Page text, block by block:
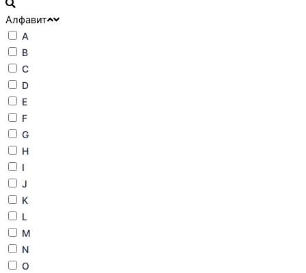
Алфавит
A
B
C
D
E
F
G
H
I
J
K
L
M
N
O